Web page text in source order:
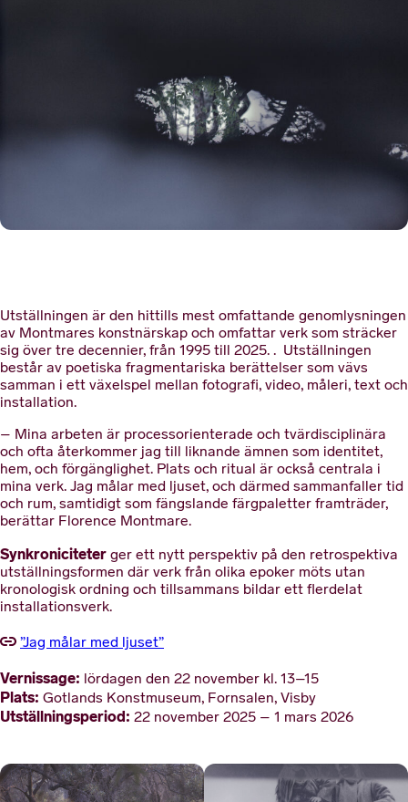
Utställningen är den hittills mest omfattande genomlysningen
av Montmares konstnärskap och omfattar verk som sträcker
sig över tre decennier, från 1995 till 2025. . Utställningen
består av poetiska fragmentariska berättelser som vävs
samman i ett växelspel mellan fotografi, video, måleri, text och
installation.
– Mina arbeten är processorienterade och tvärdisciplinära
och ofta återkommer jag till liknande ämnen som identitet,
hem, och förgänglighet. Plats och ritual är också centrala i
mina verk. Jag målar med ljuset, och därmed sammanfaller tid
och rum, samtidigt som fängslande färgpaletter framträder,
berättar Florence Montmare.
Synkroniciteter ger ett nytt perspektiv på den retrospektiva
utställningsformen där verk från olika epoker möts utan
kronologisk ordning och tillsammans bildar ett flerdelat
installationsverk.
”Jag målar med ljuset”
Vernissage: lördagen den 22 november kl. 13–15
Plats: Gotlands Konstmuseum, Fornsalen, Visby
Utställningsperiod: 22 november 2025 – 1 mars 2026